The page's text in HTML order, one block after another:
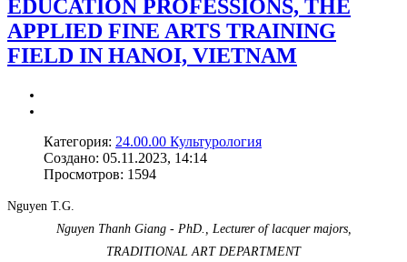
EDUCATION PROFESSIONS, THE
APPLIED FINE ARTS TRAINING
FIELD IN HANOI, VIETNAM
Категория: 24.00.00 Культурология
Создано: 05.11.2023, 14:14
Просмотров: 1594
Nguyen T.G.
Nguyen Thanh Giang - PhD., Lecturer of lacquer majors,
TRADITIONAL ART DEPARTMENT